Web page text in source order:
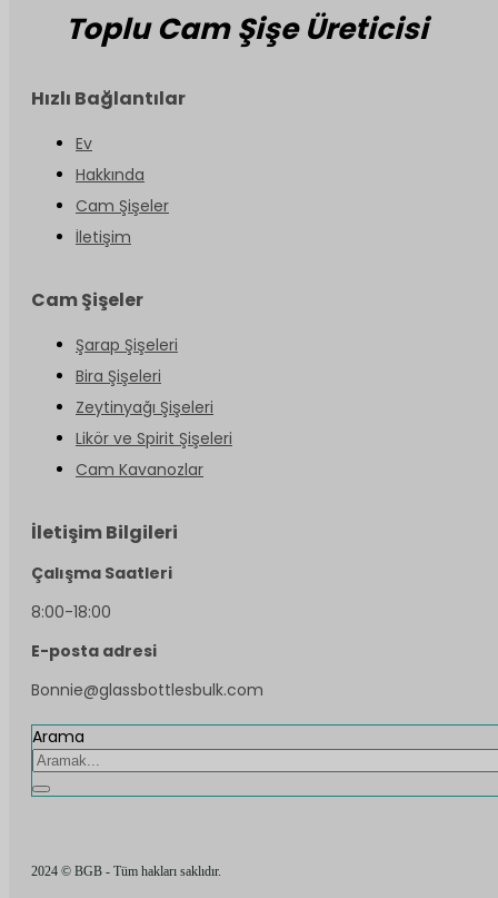
Toplu Cam Şişe Üreticisi
Hızlı Bağlantılar
Ev
Hakkında
Cam Şişeler
İletişim
Cam Şişeler
Şarap Şişeleri
Bira Şişeleri
Zeytinyağı Şişeleri
Likör ve Spirit Şişeleri
Cam Kavanozlar
İletişim Bilgileri
Çalışma Saatleri
8:00-18:00
E-posta adresi
Bonnie@glassbottlesbulk.com
Arama
2024 © BGB - Tüm hakları saklıdır.